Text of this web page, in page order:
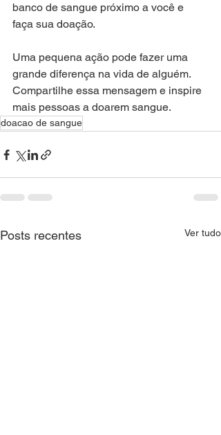
banco de sangue próximo a você e
faça sua doação.
Uma pequena ação pode fazer uma
grande diferença na vida de alguém.
Compartilhe essa mensagem e inspire
mais pessoas a doarem sangue.
doacao de sangue
Posts recentes Ver tudo